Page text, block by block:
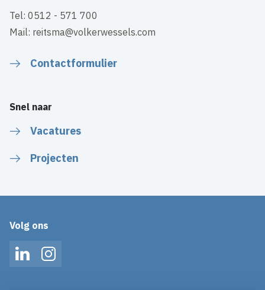
Tel: 0512 - 571 700
Mail: reitsma@volkerwessels.com
Contactformulier
Snel naar
Vacatures
Projecten
Volg ons
LinkedInInstagram